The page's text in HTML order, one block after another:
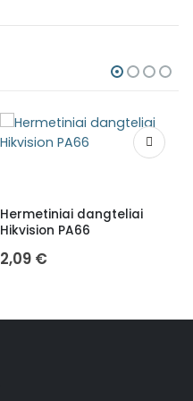
Hermetiniai dangteliai
Hikvision PA66
2,09 €